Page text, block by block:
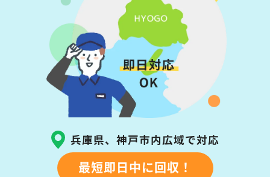
兵庫県、神戸市内広域で対応
最短即日中に回収！